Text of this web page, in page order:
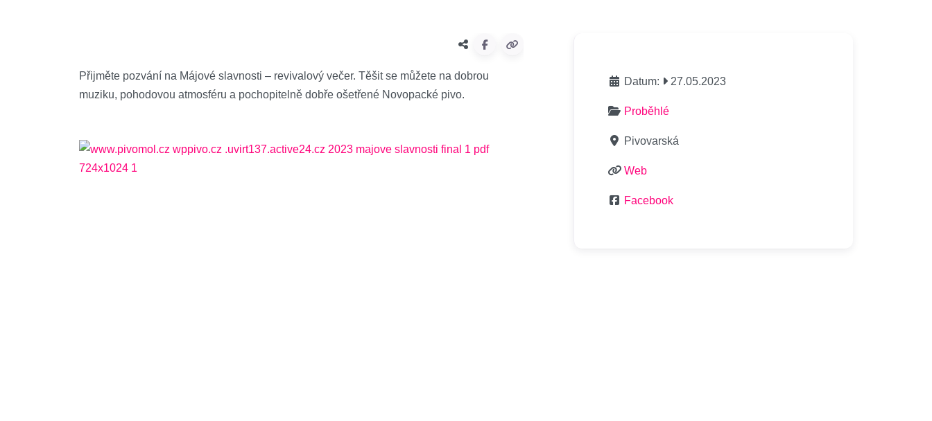
Přijměte pozvání na Májové slavnosti – revivalový večer. Těšit se můžete na dobrou
muziku, pohodovou atmosféru a pochopitelně dobře ošetřené Novopacké pivo.
Datum: 27.05.2023
Proběhlé
Pivovarská
Web
Facebook